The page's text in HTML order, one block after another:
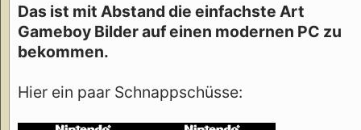
Das ist mit Abstand die einfachste Art
Gameboy Bilder auf einen modernen PC zu
bekommen.
Hier ein paar Schnappschüsse: